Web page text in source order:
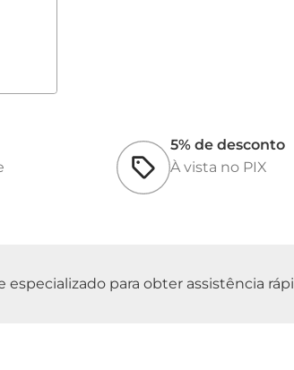
5% de desconto
À vista no PIX
para obter assistência